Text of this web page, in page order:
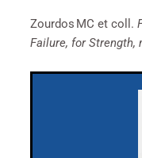
Zourdos MC et coll.
Failure, for Strength,